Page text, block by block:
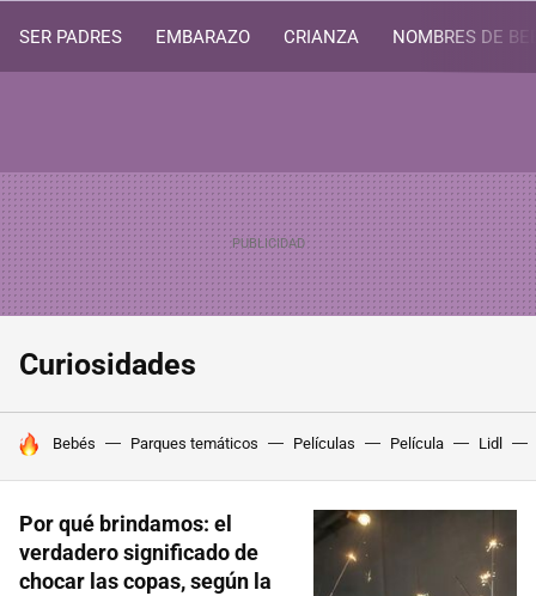
SER PADRES EMBARAZO CRIANZA NOMBRES DE
Curiosidades
HOY SE HABLA DE
Bebés Parques temáticos Películas Película Lidl
Por qué brindamos: el
verdadero significado de
chocar las copas, según la